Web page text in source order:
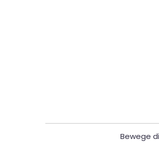
Bewege